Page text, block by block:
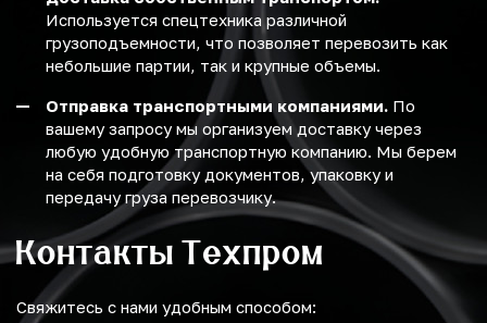
Используется спецтехника различной
грузоподъемности, что позволяет перевозить как
небольшие партии, так и крупные объемы.
Отправка транспортными компаниями. По
вашему запросу мы организуем доставку через
любую удобную транспортную компанию. Мы берем
на себя подготовку документов, упаковку и
передачу груза перевозчику.
Контакты Техпром
Свяжитесь с нами удобным способом: